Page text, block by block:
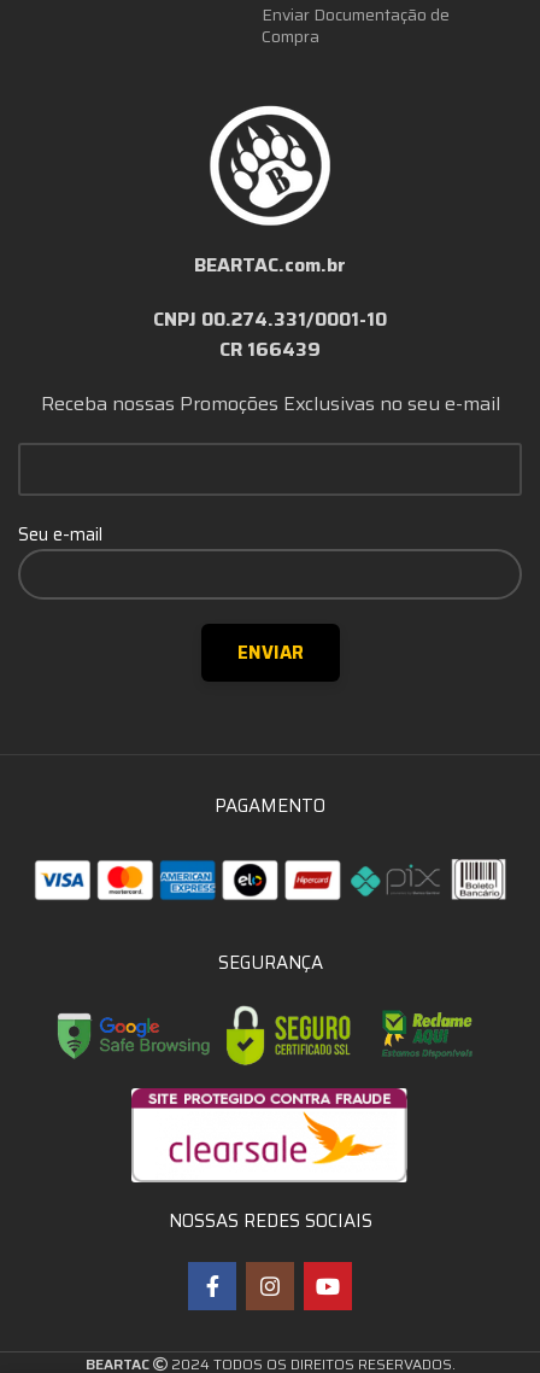
Enviar Documentação de
Compra
BEARTAC.com.br
CNPJ 00.274.331/0001-10
CR 166439
Receba nossas Promoções Exclusivas no seu e-mail
Seu e-mail
PAGAMENTO
SEGURANÇA
NOSSAS REDES SOCIAIS
BEARTAC 2024 TODOS OS DIREITOS RESERVADOS.